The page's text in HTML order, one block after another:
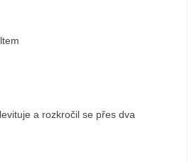
a rozkročil se přes dva